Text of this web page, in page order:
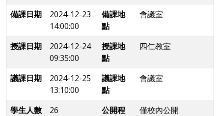
備課日期
2024-12-23
14:00:00
備課地
點
會議室
授課日期
2024-12-24
09:35:00
授課地
點
四仁教室
議課日期
2024-12-25
13:10:00
議課地
點
會議室
學生人數 26
公開程
僅校內公開